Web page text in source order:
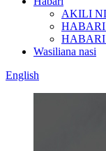
AKILI
Wasiliana nasi
English